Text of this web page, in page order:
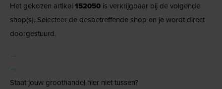
Het gekozen artikel 152050 is verkrijgbaar bij de volgende
shop(s). Selecteer de desbetreffende shop en je wordt direct
doorgestuurd.
→
→
Staat jouw groothandel hier niet tussen?